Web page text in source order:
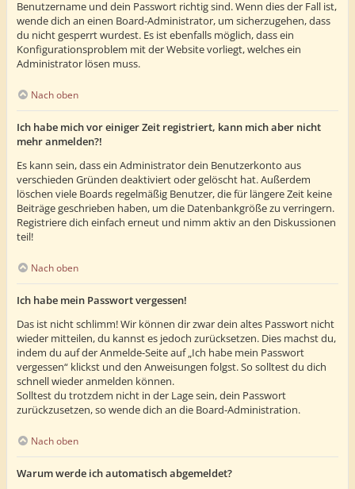
Benutzername und dein Passwort richtig sind. Wenn dies der Fall ist,
wende dich an einen Board-Administrator, um sicherzugehen, dass
du nicht gesperrt wurdest. Es ist ebenfalls möglich, dass ein
Konfigurationsproblem mit der Website vorliegt, welches ein
Administrator lösen muss.
Nach oben
Ich habe mich vor einiger Zeit registriert, kann mich aber nicht
mehr anmelden?!
Es kann sein, dass ein Administrator dein Benutzerkonto aus
verschieden Gründen deaktiviert oder gelöscht hat. Außerdem
löschen viele Boards regelmäßig Benutzer, die für längere Zeit keine
Beiträge geschrieben haben, um die Datenbankgröße zu verringern.
Registriere dich einfach erneut und nimm aktiv an den Diskussionen
teil!
Nach oben
Ich habe mein Passwort vergessen!
Das ist nicht schlimm! Wir können dir zwar dein altes Passwort nicht
wieder mitteilen, du kannst es jedoch zurücksetzen. Dies machst du,
indem du auf der Anmelde-Seite auf „Ich habe mein Passwort
vergessen“ klickst und den Anweisungen folgst. So solltest du dich
schnell wieder anmelden können.
Solltest du trotzdem nicht in der Lage sein, dein Passwort
zurückzusetzen, so wende dich an die Board-Administration.
Nach oben
Warum werde ich automatisch abgemeldet?